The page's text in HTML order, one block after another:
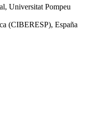
Universitat Pompeu
(CIBERESP), España